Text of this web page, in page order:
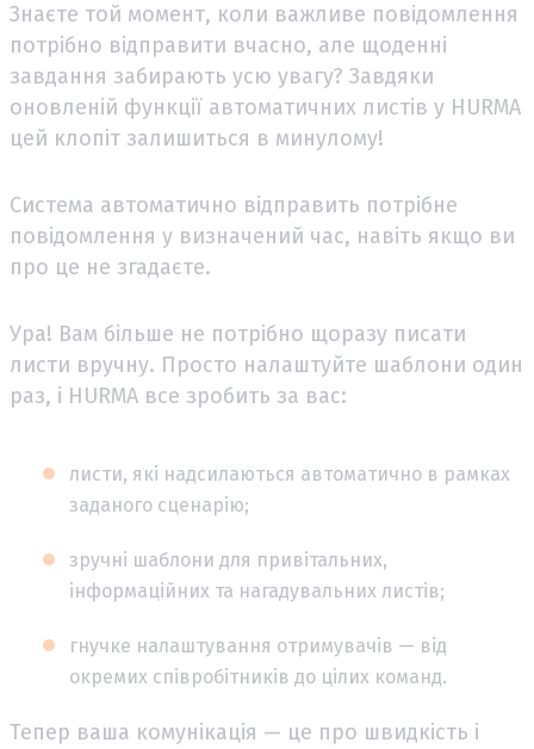
Знаєте той момент, коли важливе повідомлення
потрібно відправити вчасно, але щоденні
завдання забирають усю увагу? Завдяки
оновленій функції автоматичних листів у HURMA
цей клопіт залишиться в минулому!
Система автоматично відправить потрібне
повідомлення у визначений час, навіть якщо ви
про це не згадаєте.
Ура! Вам більше не потрібно щоразу писати
листи вручну. Просто налаштуйте шаблони один
раз, і HURMA все зробить за вас:
листи, які надсилаються автоматично в рамках
заданого сценарію;
зручні шаблони для привітальних,
інформаційних та нагадувальних листів;
гнучке налаштування отримувачів — від
окремих співробітників до цілих команд.
Тепер ваша комунікація — це про швидкість і